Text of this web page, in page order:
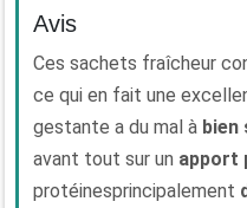
Avis
Ces sachets fraîcheur
ce qui en fait une
gestante a du mal à bien
avant tout sur un apport
protéinesprincipalement